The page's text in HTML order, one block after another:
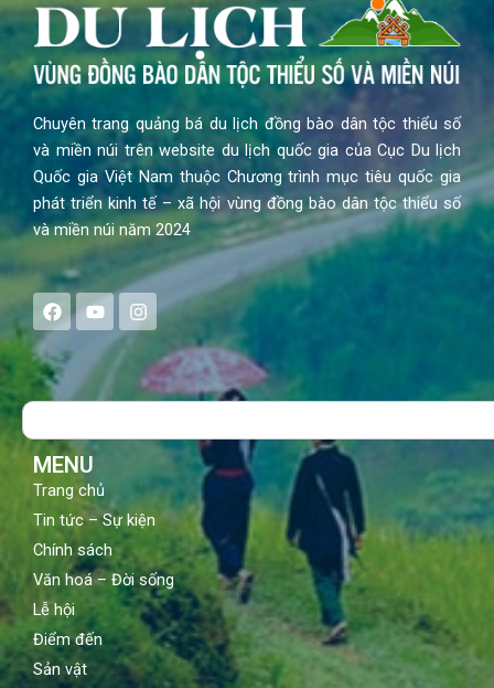
Chuyên trang quảng bá du lịch đồng bào dân tộc thiểu số
và miền núi trên website du lịch quốc gia của Cục Du lịch
Quốc gia Việt Nam thuộc Chương trình mục tiêu quốc gia
phát triển kinh tế – xã hội vùng đồng bào dân tộc thiểu số
và miền núi năm 2024
F
a
e
b
o
Y
o
t
u
b
I
n
s
a
g
Search
MENU
Trang chủ
Tin tức – Sự kiện
Chính sách
Văn hoá – Đời sống
Lễ hội
Điểm đến
Sản vật